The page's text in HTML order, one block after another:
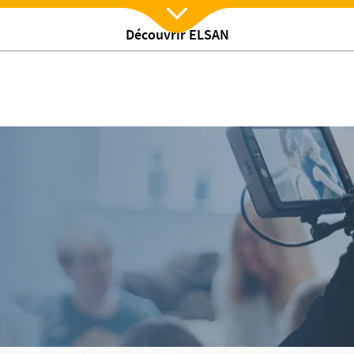
Découvrir ELSAN
Nx:Afficher menu